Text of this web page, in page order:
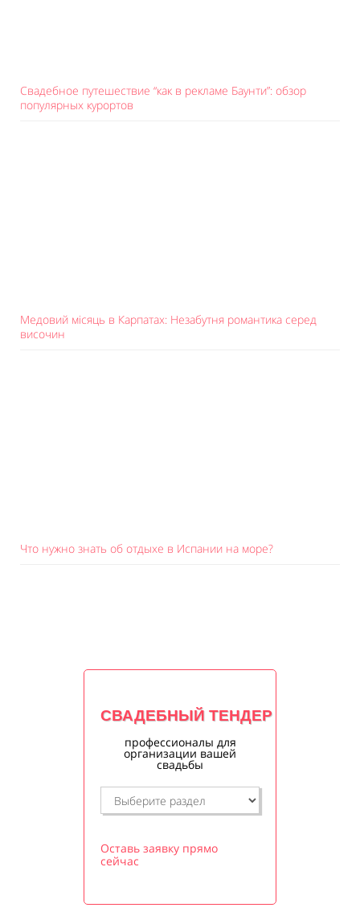
Свадебное путешествие “как в рекламе Баунти”: обзор
популярных курортов
Медовий місяць в Карпатах: Незабутня романтика серед
височин
Что нужно знать об отдыхе в Испании на море?
СВАДЕБНЫЙ ТЕНДЕР
профессионалы для
организации вашей
свадьбы
Оставь заявку прямо
сейчас